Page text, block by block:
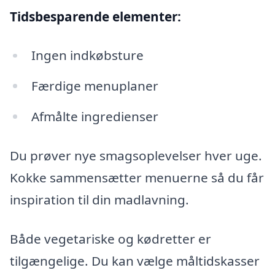
Tidsbesparende elementer:
Ingen indkøbsture
Færdige menuplaner
Afmålte ingredienser
Du prøver nye smagsoplevelser hver uge.
Kokke sammensætter menuerne så du får
inspiration til din madlavning.
Både vegetariske og kødretter er
tilgængelige. Du kan vælge måltidskasser